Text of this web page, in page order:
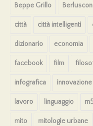
Beppe Grillo
città città intelligenti
dizionario economia
facebook film
infografica innovazione
lavoro linguaggio
mito mitologie urbane